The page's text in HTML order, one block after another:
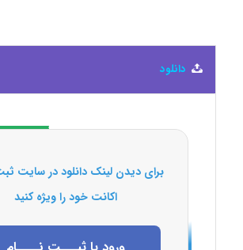
دانلود
برای دیدن لینک دانلود در سایت
اکانت خود را ویژه کنید